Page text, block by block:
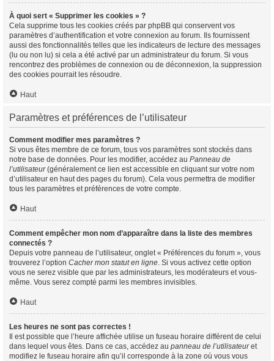
À quoi sert « Supprimer les cookies » ?
Cela supprime tous les cookies créés par phpBB qui conservent vos
paramètres d’authentification et votre connexion au forum. Ils fournissent
aussi des fonctionnalités telles que les indicateurs de lecture des messages
(lu ou non lu) si cela a été activé par un administrateur du forum. Si vous
rencontrez des problèmes de connexion ou de déconnexion, la suppression
des cookies pourrait les résoudre.
Haut
Paramètres et préférences de l’utilisateur
Comment modifier mes paramètres ?
Si vous êtes membre de ce forum, tous vos paramètres sont stockés dans
notre base de données. Pour les modifier, accédez au Panneau de
l’utilisateur(généralement ce lien est accessible en cliquant sur votre nom
d’utilisateur en haut des pages du forum). Cela vous permettra de modifier
tous les paramètres et préférences de votre compte.
Haut
Comment empêcher mon nom d’apparaître dans la liste des membres
connectés ?
Depuis votre panneau de l’utilisateur, onglet « Préférences du forum », vous
trouverez l’option Cacher mon statut en ligne. Si vous activez cette option
vous ne serez visible que par les administrateurs, les modérateurs et vous-
même. Vous serez compté parmi les membres invisibles.
Haut
Les heures ne sont pas correctes !
Il est possible que l’heure affichée utilise un fuseau horaire différent de celui
dans lequel vous êtes. Dans ce cas, accédez au panneau de l’utilisateuret
modifiez le fuseau horaire afin qu’il corresponde à la zone où vous vous